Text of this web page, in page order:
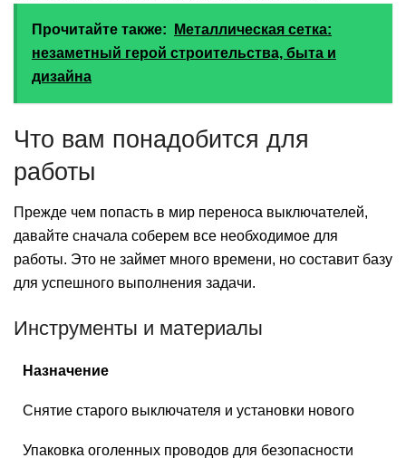
Прочитайте также:
Металлическая сетка:
незаметный герой строительства, быта и
дизайна
Что вам понадобится для
работы
Прежде чем попасть в мир переноса выключателей,
давайте сначала соберем все необходимое для
работы. Это не займет много времени, но составит базу
для успешного выполнения задачи.
Инструменты и материалы
Назначение
Снятие старого выключателя и установки нового
Упаковка оголенных проводов для безопасности